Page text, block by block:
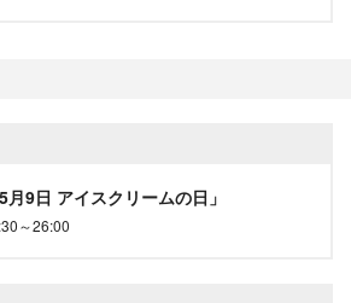
9日 アイスクリームの日」
～26:00